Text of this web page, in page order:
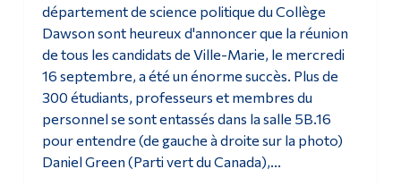
département de science politique du Collège
Dawson sont heureux d'annoncer que la réunion
de tous les candidats de Ville-Marie, le mercredi
16 septembre, a été un énorme succès. Plus de
300 étudiants, professeurs et membres du
personnel se sont entassés dans la salle 5B.16
pour entendre (de gauche à droite sur la photo)
Daniel Green (Parti vert du Canada),...